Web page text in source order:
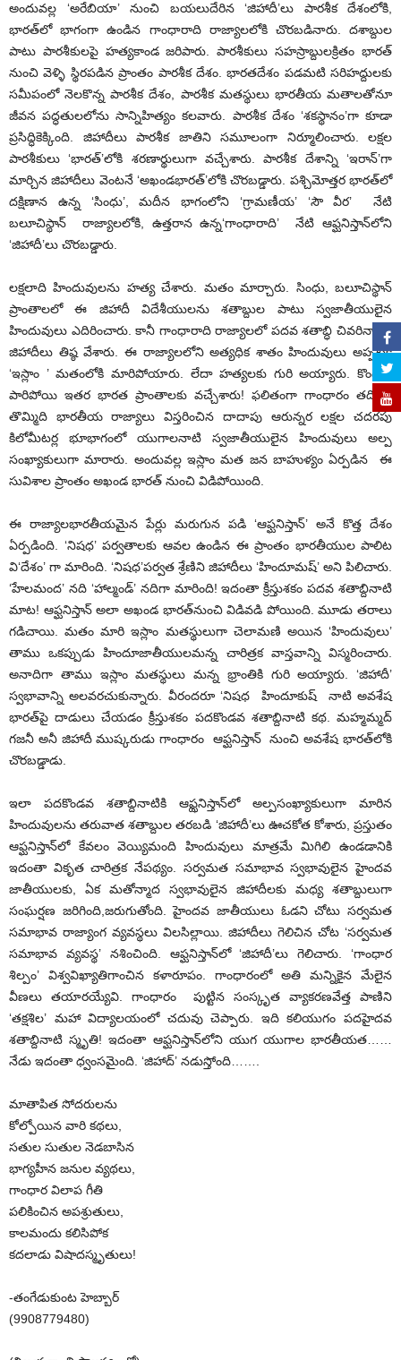
అందువల్ల ‘అరేబియా’ నుంచి బయలుదేరిన ‘జిహాదీ’లు పారశీక దేశంలోకి,
భారత్‌లో భాగంగా ఉండిన గాంధారాది రాజ్యాలలోకి చొరబడినారు. దశాబ్దుల
పాటు పారశీకులపై హత్యకాండ జరిపారు. పారశీకులు సహస్రాబ్దులక్రితం భారత్
నుంచి వెళ్ళి స్థిరపడిన ప్రాంతం పారశీక దేశం. భారతదేశం పడమటి సరిహద్దులకు
సమీపంలో నెలకొన్న పారశీక దేశం, పారశీక మతస్థులు భారతీయ మతాలతోనూ
జీవన పద్ధతులలోను సాన్నిహిత్యం కలవారు. పారశీక దేశం ‘శకస్థానం’గా కూడా
ప్రసిద్ధికెక్కింది. జిహాదీలు పారశీక జాతిని సమూలంగా నిర్మూలించారు. లక్షల
పారశీకులు ‘భారత్’లోకి శరణార్థులుగా వచ్చేశారు. పారశీక దేశాన్ని ‘ఇరాన్’గా
మార్చిన జిహాదీలు వెంటనే ‘అఖండభారత్’లోకి చొరబడ్డారు. పశ్చిమోత్తర భారత్‌లో
దక్షిణాన ఉన్న ‘సింధు’, మదీన భాగంలోని ‘గ్రామణీయ’ ‘సౌ వీర’ నేటి
బలూచిస్థాన్ రాజ్యాలలోకి, ఉత్తరాన ఉన్న‘గాంధారాది’ నేటి ఆఫ్ఘనిస్తాన్‌లోని
‘జిహాదీ’లు చొరబడ్డారు.
లక్షలాది హిందువులను హత్య చేశారు. మతం మార్చారు. సింధు, బలూచిస్థాన్
ప్రాంతాలలో ఈ జిహాదీ విదేశీయులను శతాబ్దుల పాటు స్వజాతీయులైన
హిందువులు ఎదిరించారు. కానీ గాంధారాది రాజ్యాలలో పదవ శతాబ్ధి చివరినాటికి
జిహాదీలు తిష్ఠ వేశారు. ఈ రాజ్యాలలోని అత్యధిక శాతం హిందువులు అప్పటికి
‘ఇస్లాం ’ మతంలోకి మారిపోయారు. లేదా హత్యలకు గురి అయ్యారు. కొందరు
పారిపోయి ఇతర భారత ప్రాంతాలకు వచ్చేశారు! ఫలితంగా గాంధారం తదితర
తొమ్మిది భారతీయ రాజ్యాలు విస్తరించిన దాదాపు ఆరున్నర లక్షల చదరపు
కిలోమీటర్ల భూభాగంలో యుగాలనాటి స్వజాతీయులైన హిందువులు అల్ప
సంఖ్యాకులుగా మారారు. అందువల్ల ఇస్లాం మత జన బాహుళ్యం ఏర్పడిన ఈ
సువిశాల ప్రాంతం అఖండ భారత్ నుంచి విడిపోయింది.
ఈ రాజ్యాలభారతీయమైన పేర్లు మరుగున పడి ‘ఆఫ్ఘనిస్తాన్’ అనే కొత్త దేశం
ఏర్పడింది. ‘నిషధ’ పర్వతాలకు ఆవల ఉండిన ఈ ప్రాంతం భారతీయుల పాలిట
వి‘దేశం’ గా మారింది. ‘నిషధ’పర్వత శ్రేణిని జిహాదీలు ‘హిందూమష్’ అని పిలిచారు.
‘హేలమంద’ నది ‘హాల్మండ్’ నదిగా మారింది! ఇదంతా క్రీస్తుశకం పదవ శతాబ్దినాటి
మాట! ఆఫ్ఘనిస్తాన్ అలా అఖండ భారత్‌నుంచి విడివడి పోయింది. మూడు తరాలు
గడిచాయి. మతం మారి ఇస్లాం మతస్థులుగా చెలామణి అయిన ‘హిందువులు’
తాము ఒకప్పుడు హిందూజాతీయులమన్న చారిత్రక వాస్తవాన్ని విస్మరించారు.
అనాదిగా తాము ఇస్లాం మతస్థులు మన్న భ్రాంతికి గురి అయ్యారు. ‘జిహాదీ’
స్వభావాన్ని అలవరచుకున్నారు. వీరందరూ ‘నిషధ హిందూకుష్ నాటి అవశేష
భారత్‌పై దాడులు చేయడం క్రీస్తుశకం పదకొండవ శతాబ్దినాటి కథ. మహ్మమ్మద్
గజనీ అనీ జిహాదీ ముష్కరుడు గాంధారం ఆఫ్ఘనిస్తాన్ నుంచి అవశేష భారత్‌లోకి
చొరబడ్డాడు.
ఇలా పదకొండవ శతాబ్దినాటికి ఆఫ్ఝనిస్తాన్‌లో అల్పసంఖ్యాకులుగా మారిన
హిందువులను తరువాత శతాబ్దుల తరబడి ‘జిహాదీ’లు ఊచకోత కోశారు, ప్రస్తుతం
ఆఫ్ఘనిస్తాన్‌లో కేవలం వెయ్యిమంది హిందువులు మాత్రమే మిగిలి ఉండడానికి
ఇదంతా వికృత చారిత్రక నేపథ్యం. సర్వమత సమాభావ స్వభావులైన హైందవ
జాతీయులకు, ఏక మతోన్మాద స్వభావులైన జిహాదీలకు మధ్య శతాబ్దులుగా
సంఘర్షణ జరిగింది,జరుగుతోంది. హైందవ జాతీయులు ఓడని చోటు సర్వమత
సమాభావ రాజ్యాంగ వ్యవస్థలు విలసిల్లాయి. జిహాదీలు గెలిచిన చోట ‘సర్వమత
సమాభావ వ్యవస్థ’ నశించింది. ఆఫ్ఘనిస్తాన్‌లో ‘జిహాదీ’లు గెలిచారు. ‘గాంధార
శిల్పం’ విశ్వవిఖ్యాతిగాంచిన కళారూపం. గాంధారంలో అతి మన్నికైన మేలైన
వీణలు తయారయ్యేవి. గాంధారం పుట్టిన సంస్కృత వ్యాకరణవేత్త పాణిని
‘తక్షశిల’ మహా విద్యాలయంలో చదువు చెప్పారు. ఇది కలియుగం పదహైదవ
శతాబ్దినాటి స్మృతి! ఇదంతా ఆఫ్ఘనిస్తాన్‌లోని యుగ యుగాల భారతీయత……
నేడు ఇదంతా ధ్వంసమైంది. ‘జిహాద్’ నడుస్తోంది…….
మాతాపిత సోదరులను
కోల్పోయిన వారి కథలు,
సతుల సుతుల నెడబాసిన
భాగ్యహీన జనుల వ్యథలు,
గాంధార విలాప గీతి
పలికించిన అపశ్రుతులు,
కాలమందు కలిసిపోక
కదలాడు విషాదస్మృతులు!
-తంగేడుకుంట హెబ్బార్
(9908779480)